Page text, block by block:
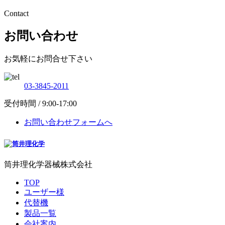
Contact
お問い合わせ
お気軽にお問合せ下さい
03-3845-2011
受付時間 / 9:00-17:00
お問い合わせフォームへ
筒井理化学器械株式会社
TOP
ユーザー様
代替機
製品一覧